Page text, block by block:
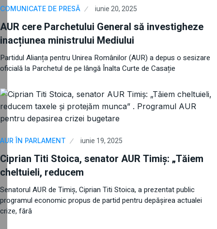
COMUNICATE DE PRESĂ iunie 20, 2025
AUR cere Parchetului General să investigheze
inacțiunea ministrului Mediului
Partidul Alianța pentru Unirea Românilor (AUR) a depus o sesizare
oficială la Parchetul de pe lângă Înalta Curte de Casație
AUR ÎN PARLAMENT iunie 19, 2025
Ciprian Titi Stoica, senator AUR Timiș: „Tăiem
cheltuieli, reducem
Senatorul AUR de Timiș, Ciprian Titi Stoica, a prezentat public
programul economic propus de partid pentru depășirea actualei
crize, fără